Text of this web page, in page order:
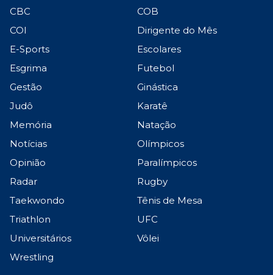
CBC
COB
COI
Dirigente do Mês
E-Sports
Escolares
Esgrima
Futebol
Gestão
Ginástica
Judô
Karatê
Memória
Natação
Notícias
Olímpicos
Opinião
Paralímpicos
Radar
Rugby
Taekwondo
Tênis de Mesa
Triathlon
UFC
Universitários
Vôlei
Wrestling